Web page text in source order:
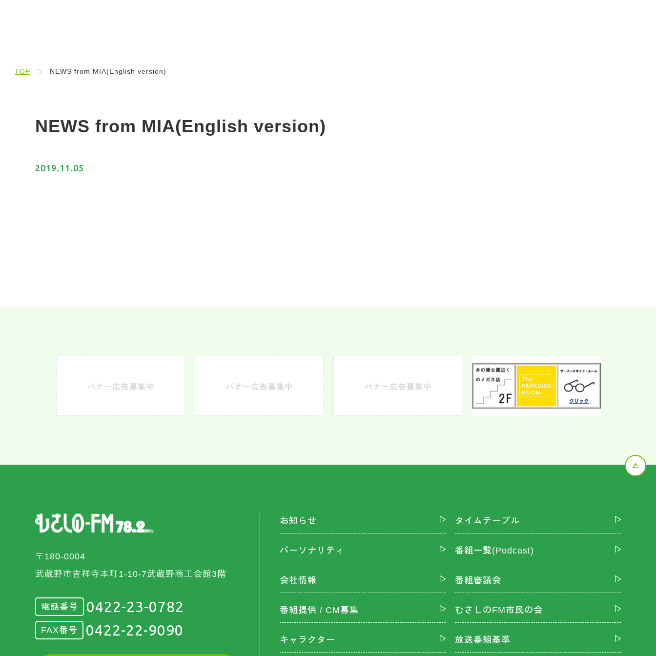
TOP NEWS from MIA(English version)
NEWS from MIA(English version)
2019.11.05
〒180-0004
武蔵野市吉祥寺本町1-10-7武蔵野商工会館3階
電話番号 0422-23-0782
FAX番号 0422-22-9090
お知らせ タイムテーブル
パーソナリティ 番組一覧(Podcast)
会社情報 番組審議会
番組提供 / CM募集 むさしのFM市民の会
キャラクター 放送番組基準